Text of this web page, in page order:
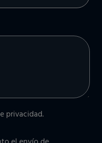
privacidad.